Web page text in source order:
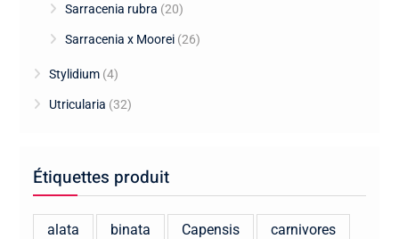
Sarracenia rubra (20)
Sarracenia x Moorei (26)
Stylidium (4)
Utricularia (32)
Étiquettes produit
alata binata Capensis carnivores